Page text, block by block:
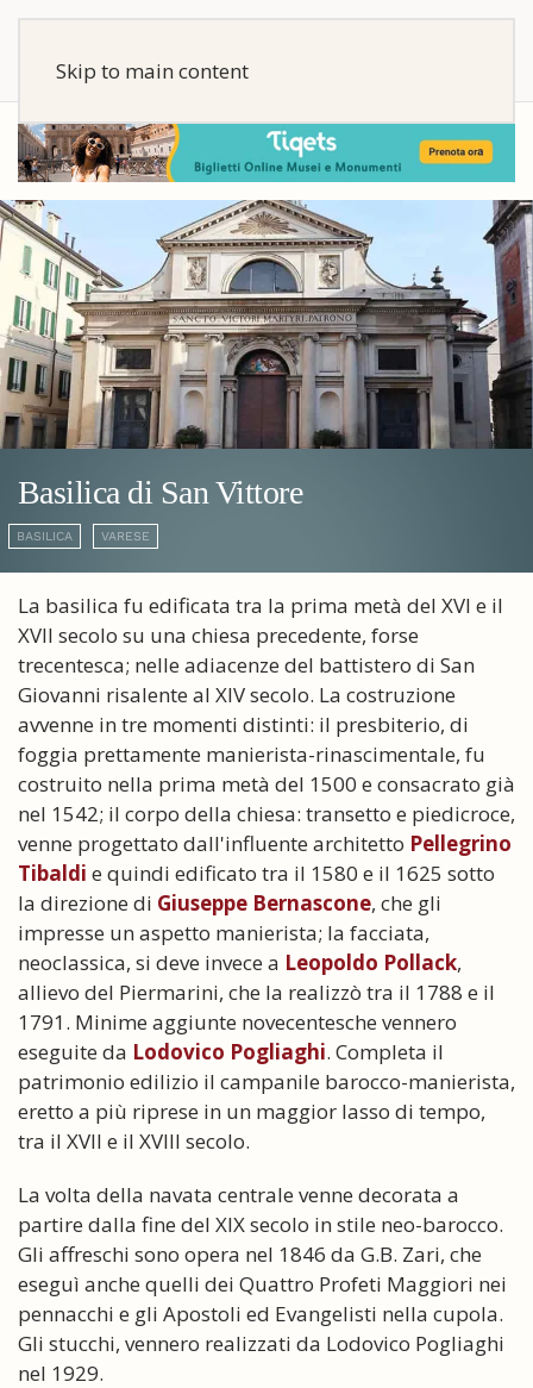
Skip to main content
Basilica di San Vittore
BASILICA VARESE
La basilica fu edificata tra la prima metà del XVI e il
XVII secolo su una chiesa precedente, forse
trecentesca; nelle adiacenze del battistero di San
Giovanni risalente al XIV secolo. La costruzione
avvenne in tre momenti distinti: il presbiterio, di
foggia prettamente manierista-rinascimentale, fu
costruito nella prima metà del 1500 e consacrato già
nel 1542; il corpo della chiesa: transetto e piedicroce,
venne progettato dall'influente architetto Pellegrino
Tibaldi e quindi edificato tra il 1580 e il 1625 sotto
la direzione di Giuseppe Bernascone, che gli
impresse un aspetto manierista; la facciata,
neoclassica, si deve invece a Leopoldo Pollack,
allievo del Piermarini, che la realizzò tra il 1788 e il
1791. Minime aggiunte novecentesche vennero
eseguite da Lodovico Pogliaghi. Completa il
patrimonio edilizio il campanile barocco-manierista,
eretto a più riprese in un maggior lasso di tempo,
tra il XVII e il XVIII secolo.
La volta della navata centrale venne decorata a
partire dalla fine del XIX secolo in stile neo-barocco.
Gli affreschi sono opera nel 1846 da G.B. Zari, che
eseguì anche quelli dei Quattro Profeti Maggiori nei
pennacchi e gli Apostoli ed Evangelisti nella cupola.
Gli stucchi, vennero realizzati da Lodovico Pogliaghi
nel 1929.